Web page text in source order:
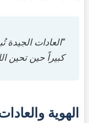
“العادات
كبيراً حين تحين
الهوية